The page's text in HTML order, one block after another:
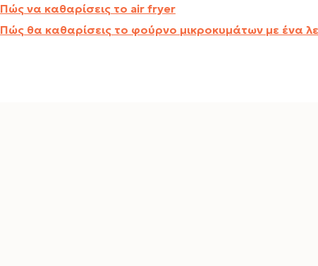
Πώς να καθαρίσεις το air fryer
Πώς θα καθαρίσεις το φούρνο μικροκυμάτων με ένα